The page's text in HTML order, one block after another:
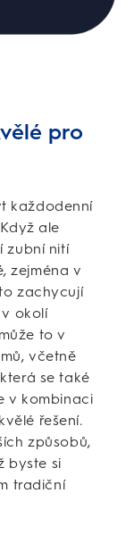
pro
každodenní
ale
zubní nití
zejména v
zachycují
okolí
to v
včetně
se také
v kombinaci
řešení.
způsobů,
byste si
tradiční